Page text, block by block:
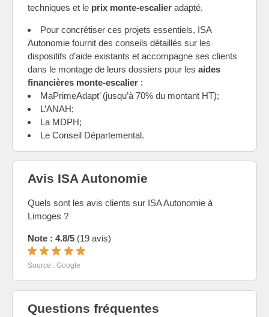
techniques et le prix monte-escalier adapté.
Pour concrétiser ces projets essentiels, ISA
Autonomie fournit des conseils détaillés sur les
dispositifs d’aide existants et accompagne ses clients
dans le montage de leurs dossiers pour les aides
financières monte-escalier :
MaPrimeAdapt’ (jusqu’à 70% du montant HT);
L’ANAH;
La MDPH;
Le Conseil Départemental.
Avis ISA Autonomie
Quels sont les avis clients sur ISA Autonomie à
Limoges ?
Note : 4.8/5 (19 avis)
Source : Google
Questions fréquentes